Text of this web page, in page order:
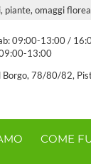
piante, omaggi
09:00-13:00 /
13:00
Borgo, 78/80/82,
COME